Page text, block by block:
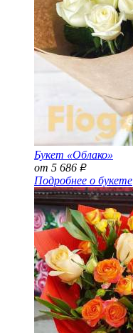
Букет «Облако»
от 5 686 Р
Подробнее о букете